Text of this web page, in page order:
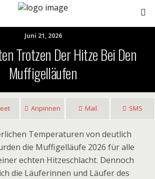
Juni 21, 2026
Trotzen Der Hitze Bei Den
Muffigelläufen
Anpinnen Mail SMS
Temperaturen von deutlich
die Muffigelläufe 2026 für alle
echten Hitzeschlacht. Dennoch
die Läuferinnen und Läufer des